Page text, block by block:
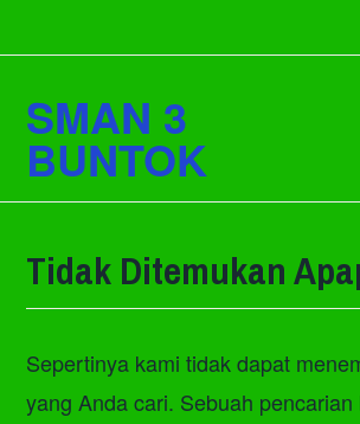
ke
SMAN 3
BUNTOK
Tidak Ditemukan
Sepertinya kami tidak dapat
yang Anda cari. Sebuah pencarian